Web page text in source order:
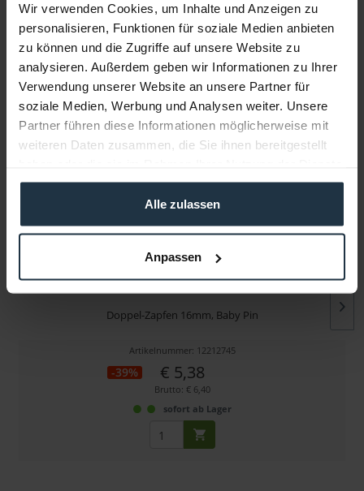
Wir verwenden Cookies, um Inhalte und Anzeigen zu
personalisieren, Funktionen für soziale Medien anbieten
zu können und die Zugriffe auf unsere Website zu
analysieren. Außerdem geben wir Informationen zu Ihrer
Verwendung unserer Website an unsere Partner für
soziale Medien, Werbung und Analysen weiter. Unsere
Partner führen diese Informationen möglicherweise mit
weiteren Daten zusammen, die Sie ihnen bereitgestellt
gesammelt haben.
Alle zulassen
Anpassen
Infos zu Hersteller & Produktsicherheit
Folgende Infos zum Hersteller sind verfübar......mehr
Weitere Artikel von Avenger ansehen
Avenger E250
Doppel-Zapfen 16mm, Baby Pin
Artikelnummer: 12212745
-39% € 5,38
Brutto: € 6,40
sofort ab Lager